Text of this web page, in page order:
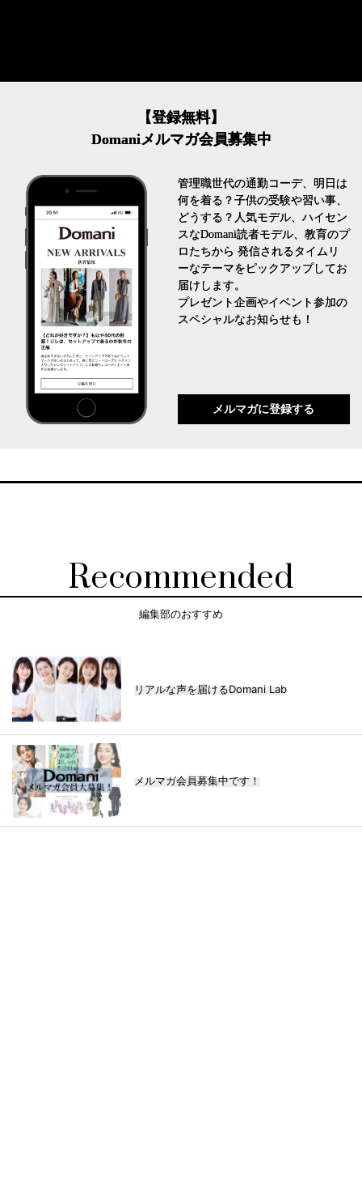
【登録無料】
Domaniメルマガ会員募集中
管理職世代の通勤コーデ、明日は
何を着る？子供の受験や習い事、
どうする？人気モデル、ハイセン
スなDomani読者モデル、教育のプ
ロたちから 発信されるタイムリ
ーなテーマをピックアップしてお
届けします。
プレゼント企画やイベント参加の
スペシャルなお知らせも！
メルマガに登録する
Recommended
編集部のおすすめ
リアルな声を届けるDomani Lab
メルマガ会員募集中です！